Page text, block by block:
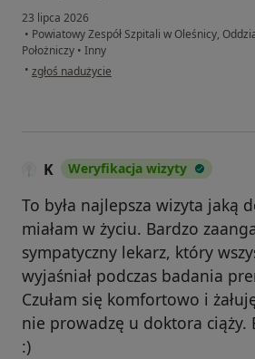
23 lipca 2026
• Powiatowy Zespół Szpitali w Oleśnicy,
Położniczy • Inny
• w opinii użytkownika Justyna Cz
zgłoś nadużycie
K Weryfikacja wizyty
To była najlepsza wizyta jaką
miałam w życiu. Bardzo
sympatyczny lekarz, który
wyjaśniał podczas badania
Czułam się komfortowo i
nie prowadzę u doktora ciąży.
:)